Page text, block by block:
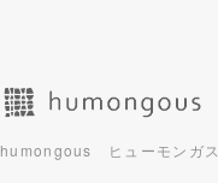
humongous ヒューモンガス